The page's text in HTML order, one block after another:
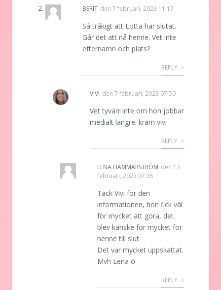
BERIT den 7 februari, 2023 11:17
Så tråkigt att Lotta har slutat.
Går det att nå henne. Vet inte
efternamn och plats?
REPLY
VIVI den 7 februari, 2023 07:50
Vet tyvärr inte om hon jobbar
medialt längre. kram vivi
REPLY
LENA HAMMARSTRÖM den 13
februari, 2023 07:35
Tack Vivi för den
informationen, hon fick väl
för mycket att göra, det
blev kanske för mycket för
henne till slut.
Det var mycket uppskattat.
Mvh Lena ö
REPLY